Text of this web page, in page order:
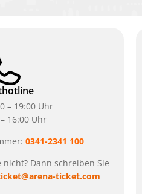
– 19:00 Uhr
16:00 Uhr
0341-2341 100
Dann schreiben Sie
ticket.com